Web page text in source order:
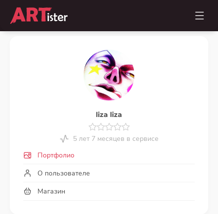
liza liza
5 лет 7 месяцев в сервисе
Портфолио
О пользователе
Магазин